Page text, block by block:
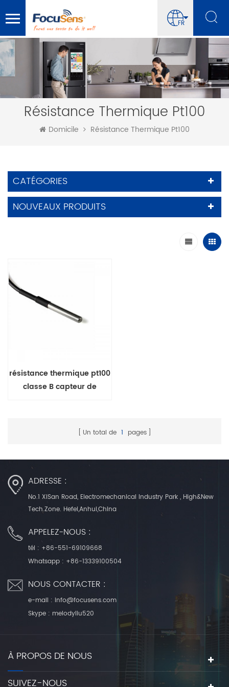
FR
Résistance Thermique Pt100
Domicile Résistance Thermique Pt100
CATÉGORIES
NOUVEAUX PRODUITS
résistance thermique pt100
classe B capteur de
Un total de 1 pages
ADRESSE :
No.1 XiSan Road, Electromechanical Industry Park , High&New
Tech.Zone. Hefei,Anhui,China
APPELEZ-NOUS :
tél : +86-551-69109668
Whatsapp : +86-13339100504
NOUS CONTACTER :
e-mail : info@focusens.com
Skype : melodyliu520
À PROPOS DE NOUS
SUIVEZ-NOUS